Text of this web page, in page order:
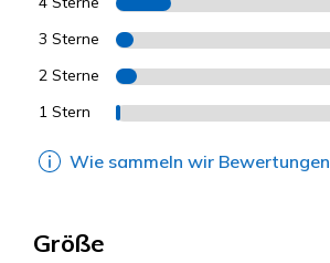
3 Sterne
2 Sterne
1 Stern
Wie sammeln wir Bewertungen
Größe